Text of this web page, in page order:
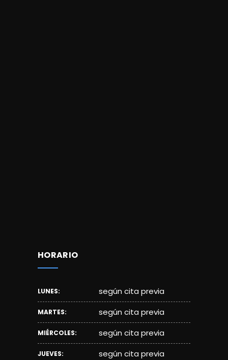
HORARIO
LUNES: según cita previa
MARTES: según cita previa
MIÉRCOLES: según cita previa
JUEVES: según cita previa